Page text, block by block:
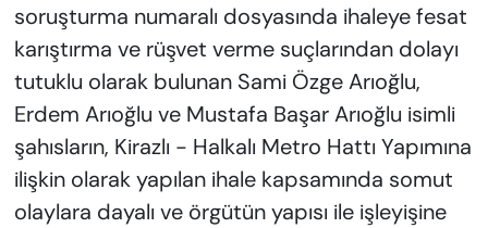
soruşturma numaralı dosyasında ihaleye fesat
karıştırma ve rüşvet verme suçlarından dolayı
tutuklu olarak bulunan Sami Özge Arıoğlu,
Erdem Arıoğlu ve Mustafa Başar Arıoğlu isimli
şahısların, Kirazlı - Halkalı Metro Hattı Yapımına
ilişkin olarak yapılan ihale kapsamında somut
olaylara dayalı ve örgütün yapısı ile işleyişine